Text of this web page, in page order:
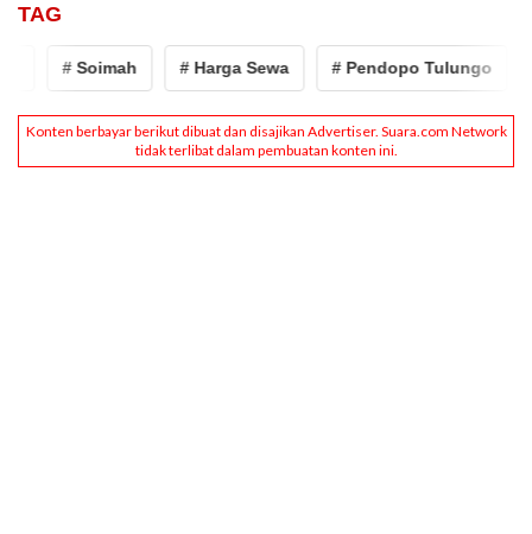
TAG
# Soimah # Harga Sewa # Pendopo Tulungo